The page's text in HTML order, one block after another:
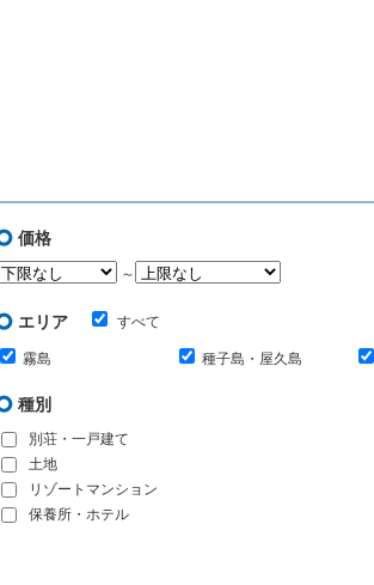
価格
～
エリア すべて
霧島 種子島・屋久島
種別
別荘・一戸建て
土地
リゾートマンション
保養所・ホテル